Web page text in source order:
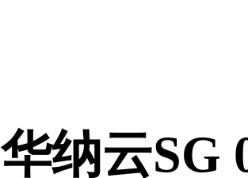
华纳云SG